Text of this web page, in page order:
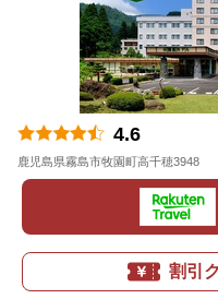
4.6
鹿児島県霧島市牧園町高千穂3948
割引